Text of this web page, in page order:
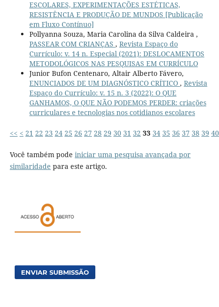
ESCOLARES, EXPERIMENTAÇÕES ESTÉTICAS,
RESISTÊNCIA E PRODUÇÃO DE MUNDOS [Publicação
em Fluxo Contínuo]
Pollyanna Souza, Maria Carolina da Silva Caldeira ,
PASSEAR COM CRIANÇAS , Revista Espaço do
Currículo: v. 14 n. Especial (2021): DESLOCAMENTOS
METODOLÓGICOS NAS PESQUISAS EM CURRÍCULO
Junior Bufon Centenaro, Altair Alberto Fávero,
ENUNCIADOS DE UM DIAGNÓSTICO CRÍTICO , Revista
Espaço do Currículo: v. 15 n. 3 (2022): O QUE
GANHAMOS, O QUE NÃO PODEMOS PERDER: criações
curriculares e tecnologias nos cotidianos escolares
<< < 21 22 23 24 25 26 27 28 29 30 31 32 33 34 35 36 37 38 39 40
Você também pode iniciar uma pesquisa avançada por
similaridade para este artigo.
ENVIAR SUBMISSÃO